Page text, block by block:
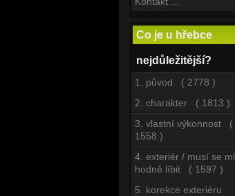
Co je u hřebce
nejdůležitější?
1. původ ( 2778 )
2. charakter ( 1813 )
3. vlastní výkonnost (
1558 )
4. exteriér / musí se mi
hodně líbit ( 1597 )
5. korekce exteriéru